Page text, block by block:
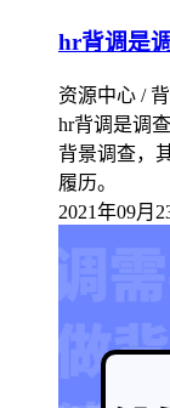
hr背调是
资源中心 /
hr背调是调
背景调查，
履历。
2021年09月